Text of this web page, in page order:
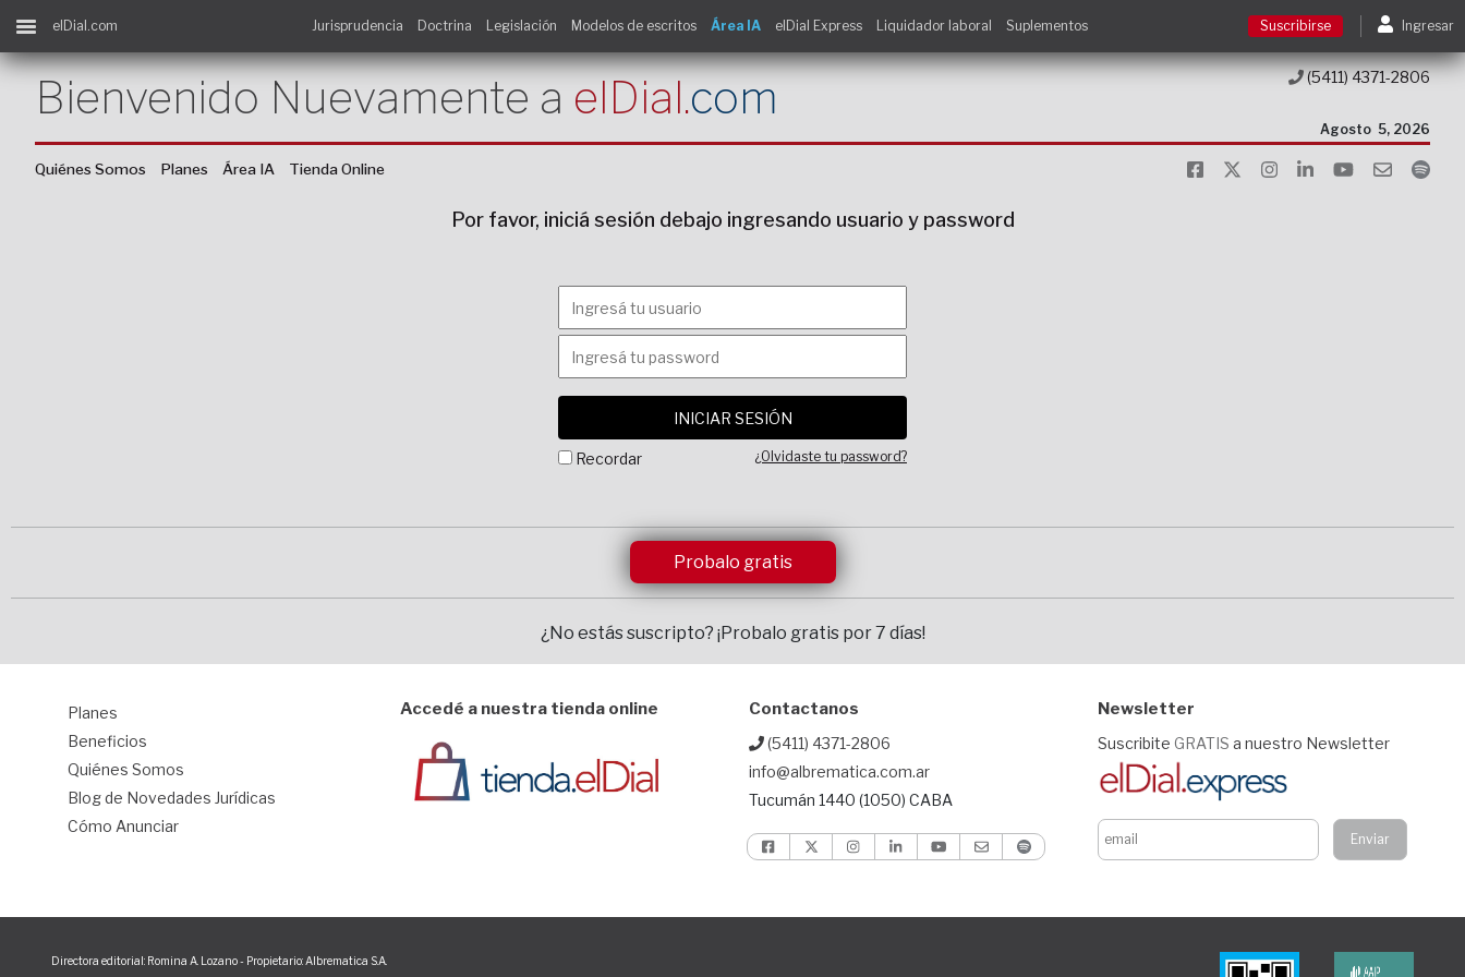
Suscribirse
Ingresar
elDial.com Jurisprudencia Doctrina Legislación Modelos de escritos Área IA elDial Express Liquidador laboral Suplementos Suscribirse Ingresar
Bienvenido Nuevamente a elDial.com
Agosto 5, 2026
(5411) 4371-2806
Quiénes Somos Planes Área IA Tienda Online
Por favor, iniciá sesión debajo ingresando usuario y password
Recordar ¿Olvidaste tu password?
Probalo gratis
¿No estás suscripto? ¡Probalo gratis por 7 días!
Planes
Beneficios
Quiénes Somos
Blog de Novedades Jurídicas
Cómo Anunciar
Accedé a nuestra tienda online Contactanos
(5411) 4371-2806
info@albrematica.com.ar
Tucumán 1440 (1050) CABA
Newsletter
Suscribite GRATIS a nuestro Newsletter
Directora editorial: Romina A. Lozano - Propietario: Albrematica S.A.